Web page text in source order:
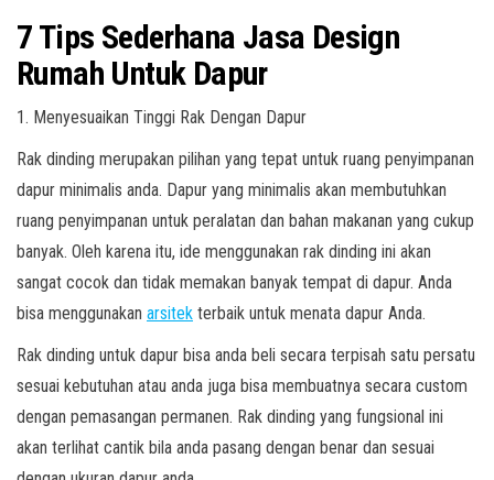
7 Tips Sederhana Jasa Design
Rumah Untuk Dapur
1. Menyesuaikan Tinggi Rak Dengan Dapur
Rak dinding merupakan pilihan yang tepat untuk ruang penyimpanan
dapur minimalis anda. Dapur yang minimalis akan membutuhkan
ruang penyimpanan untuk peralatan dan bahan makanan yang cukup
banyak. Oleh karena itu, ide menggunakan rak dinding ini akan
sangat cocok dan tidak memakan banyak tempat di dapur. Anda
bisa menggunakan arsitek terbaik untuk menata dapur Anda.
Rak dinding untuk dapur bisa anda beli secara terpisah satu persatu
sesuai kebutuhan atau anda juga bisa membuatnya secara custom
dengan pemasangan permanen. Rak dinding yang fungsional ini
akan terlihat cantik bila anda pasang dengan benar dan sesuai